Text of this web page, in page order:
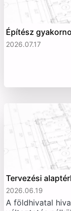
Építész
2026.07.17
Tervezési
2026.06.19
A földhivatal